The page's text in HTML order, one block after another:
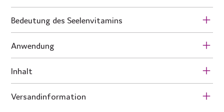
Bedeutung des Seelenvitamins
Anwendung
Inhalt
Versandinformation